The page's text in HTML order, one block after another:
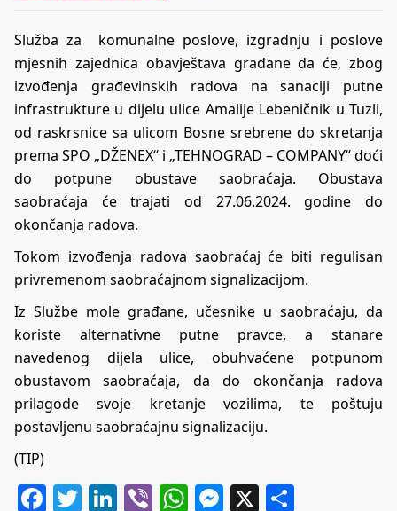
Služba za komunalne poslove, izgradnju i poslove
mjesnih zajednica obavještava građane da će, zbog
izvođenja građevinskih radova na sanaciji putne
infrastrukture u dijelu ulice Amalije Lebeničnik u Tuzli,
od raskrsnice sa ulicom Bosne srebrene do skretanja
prema SPO „DŽENEX“ i „TEHNOGRAD – COMPANY“ doći
do potpune obustave saobraćaja. Obustava
saobraćaja će trajati od 27.06.2024. godine do
okončanja radova.
Tokom izvođenja radova saobraćaj će biti regulisan
privremenom saobraćajnom signalizacijom.
Iz Službe mole građane, učesnike u saobraćaju, da
koriste alternativne putne pravce, a stanare
navedenog dijela ulice, obuhvaćene potpunom
obustavom saobraćaja, da do okončanja radova
prilagode svoje kretanje vozilima, te poštuju
postavljenu saobraćajnu signalizaciju.
(TIP)
Facebook
Twitter
LinkedIn
ViberWhatsApp
Messenger
X